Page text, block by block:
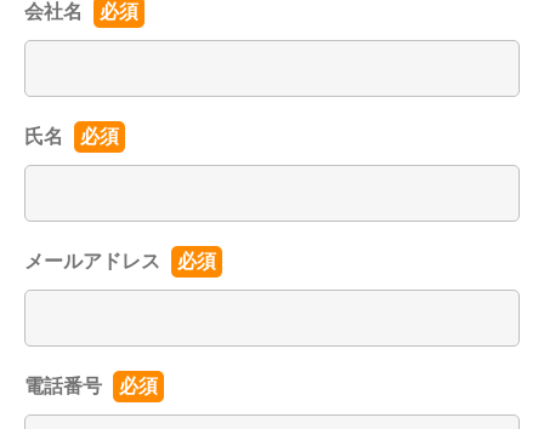
会社名 必須
氏名 必須
メールアドレス 必須
電話番号 必須